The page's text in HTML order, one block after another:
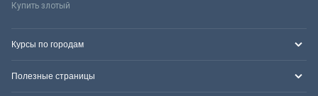
Купить злотый
Курсы по городам
Полезные страницы